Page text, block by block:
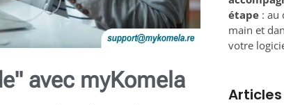
avec myKomela
étape: au
main et
votre